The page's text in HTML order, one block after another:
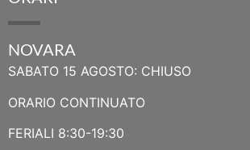
NOVARA
SABATO 15 AGOSTO: CHIUSO
ORARIO CONTINUATO
FERIALI 8:30-19:30